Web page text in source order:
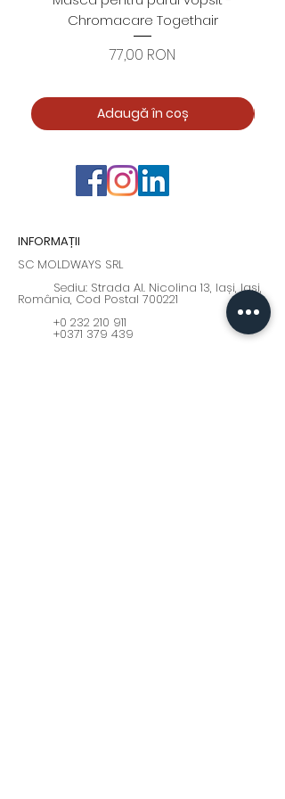
Chromacare Togethair
Preț
77,00 RON
Adaugă în coș
INFORMAȚII
SC MOLDWAYS SRL
Sediu: Strada Al. Nicolina 13, Iași, Iași,
România, Cod Postal 700221
+0 232 210 911
+0371 379 439